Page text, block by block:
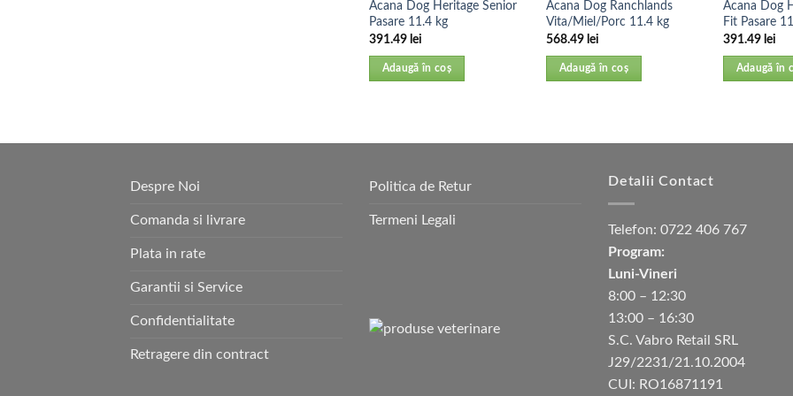
Acana Dog Heritage Senior
Pasare 11.4 kg
391.49 lei
Adaugă în coș
Acana Dog Ranchlands
Vita/Miel/Porc 11.4 kg
568.49 lei
Adaugă în coș
Acana Dog
Fit Pasare
391.49 lei
Adaugă în
Despre Noi
Comanda si livrare
Plata in rate
Garantii si Service
Confidentialitate
Retragere din contract
Politica de Retur
Termeni Legali
Detalii Contact
Telefon: 0722 406 767
Program:
Luni-Vineri
8:00 – 12:30
13:00 – 16:30
S.C. Vabro Retail SRL
J29/2231/21.10.2004
CUI: RO16871191